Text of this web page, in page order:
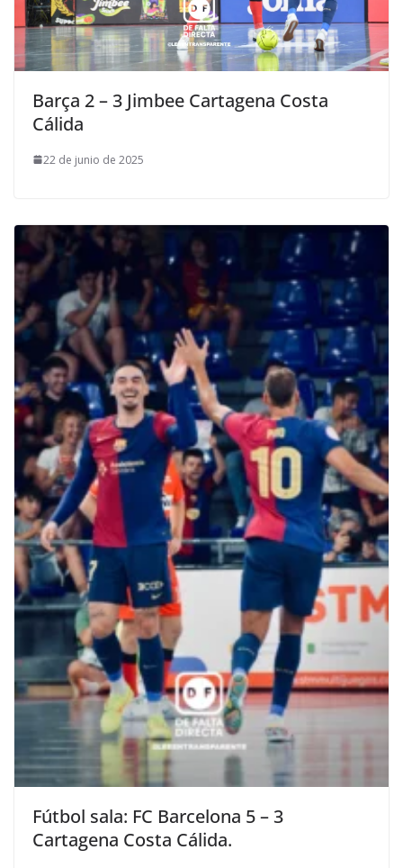
Barça 2 – 3 Jimbee Cartagena Costa
Cálida
22 de junio de 2025
Fútbol sala: FC Barcelona 5 – 3
Cartagena Costa Cálida.